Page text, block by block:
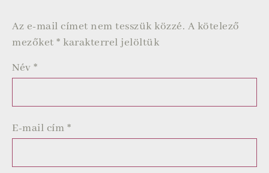
Az e-mail címet nem tesszük közzé. A kötelező
mezőket * karakterrel jelöltük
Név *
E-mail cím *